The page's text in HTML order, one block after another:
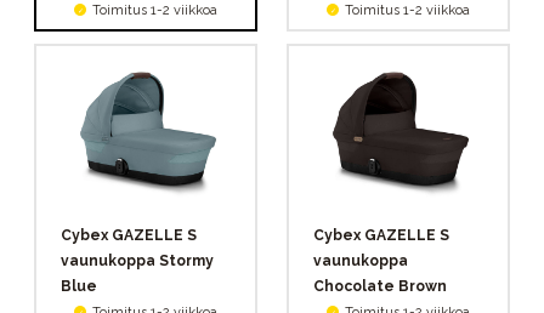
Toimitus 1-2 viikkoa Toimitus 1-2 viikkoa
Cybex GAZELLE S
vaunukoppa Stormy
Blue
Cybex GAZELLE S
vaunukoppa
Chocolate Brown